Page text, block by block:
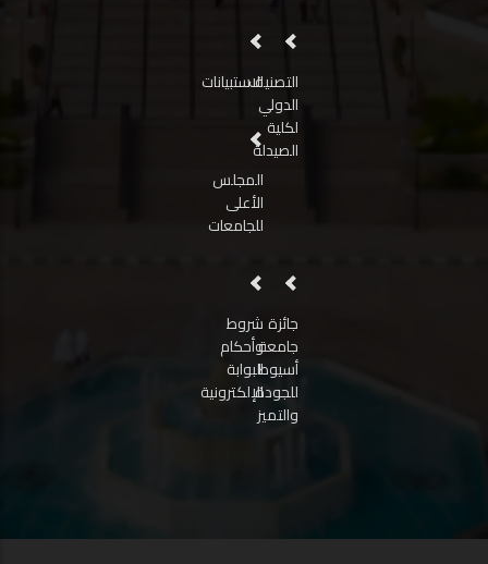
التصنيف
الدولي
لكلية
الصيدلة
الاستبيانات
المجلس
الأعلى
للجامعات
جائزة
جامعة
أسيوط
للجودة
والتميز
شروط
وأحكام
البوابة
الإلكترونية